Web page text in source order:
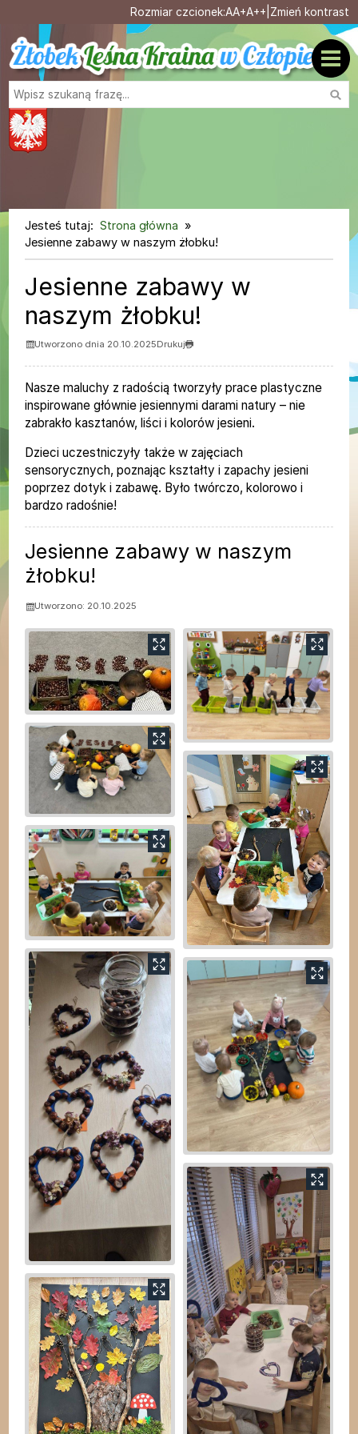
Przejdź do głównej treści Przejdź do wyszukiwarki
Rozmiar czcionek:Ustaw domyślną
AUstaw większą
A+Ustaw największą
A++ Zmień kontrast
Jesteś tutaj: Strona główna
Jesienne zabawy w naszym żłobku!
Jesienne zabawy w
naszym żłobku!
Utworzono dnia 20.10.2025Drukuj
Nasze maluchy z radością tworzyły prace plastyczne
inspirowane głównie jesiennymi darami natury – nie
zabrakło kasztanów, liści i kolorów jesieni.
Dzieci uczestniczyły także w zajęciach
sensorycznych, poznając kształty i zapachy jesieni
poprzez dotyk i zabawę. Było twórczo, kolorowo i
bardzo radośnie!
Jesienne zabawy w naszym
żłobku!
Utworzono: 20.10.2025